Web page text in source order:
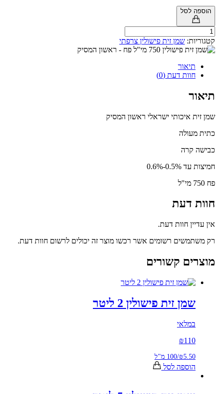
שמן זית פישולין צרפתי
דעת (0)
ישראלי ראשון המסיק
0.6%
חוות דעת.
רשומים אשר רכשו מוצר זה יכולים לרשום חוות דעת.
קשורים
זית פישולין 2 ליטר
100 מ"ל
לסל